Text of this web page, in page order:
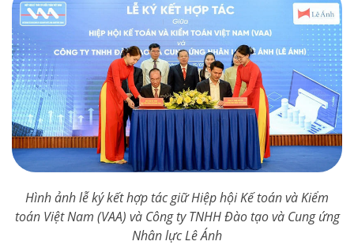
Hình ảnh lễ ký kết hợp tác giữ Hiệp hội Kế toán và Kiểm
toán Việt Nam (VAA) và Công ty TNHH Đào tạo và Cung ứng
Nhân lực Lê Ánh